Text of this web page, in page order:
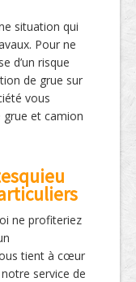
situation qui
Pour ne
d’un risque
de grue sur
vous
grue et camion
ne profiteriez
tient à cœur
service de